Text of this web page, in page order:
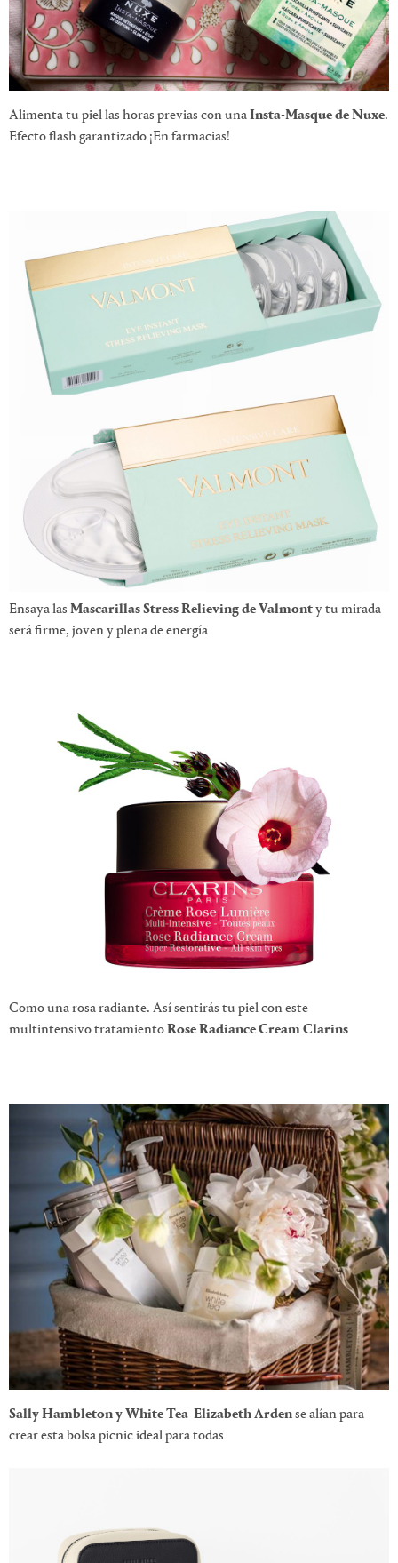
Alimenta tu piel las horas previas con unaInsta-Masque de Nuxe.
Efecto flash garantizado ¡En farmacias!
Ensaya las Mascarillas Stress Relieving de Valmonty tu mirada
será firme, joven y plena de energía
Como una rosa radiante. Así sentirás tu piel con este
multintensivo tratamientoRose Radiance Cream Clarins
Sally Hambleton y White Tea Elizabeth Ardense alían para
crear esta bolsa picnic ideal para todas